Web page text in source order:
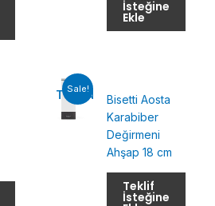
İsteğine
Ekle
Sale!
TÜKENMIŞBisetti Aosta
Karabiber
Değirmeni
Ahşap 18 cm
Teklif
İsteğine